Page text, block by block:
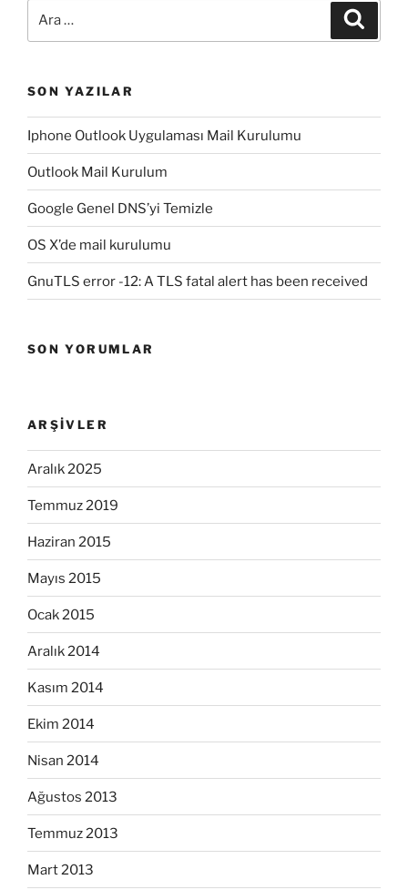
SON YAZILAR
Iphone Outlook Uygulaması Mail Kurulumu
Outlook Mail Kurulum
Google Genel DNS’yi Temizle
OS X’de mail kurulumu
GnuTLS error -12: A TLS fatal alert has been received
SON YORUMLAR
ARŞIVLER
Aralık 2025
Temmuz 2019
Haziran 2015
Mayıs 2015
Ocak 2015
Aralık 2014
Kasım 2014
Ekim 2014
Nisan 2014
Ağustos 2013
Temmuz 2013
Mart 2013